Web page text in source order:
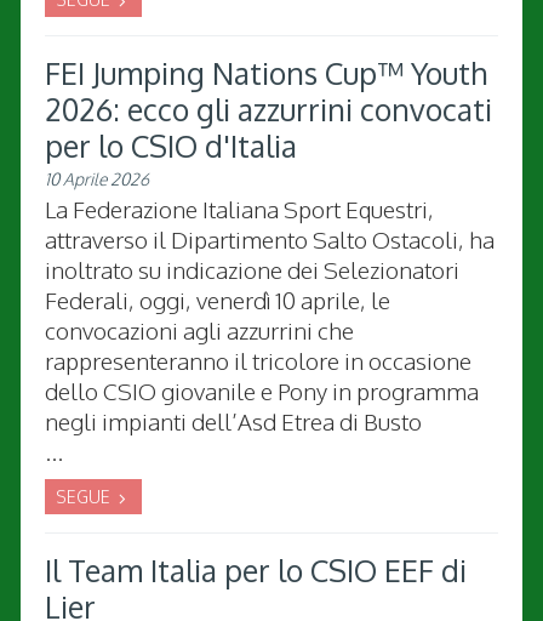
FEI Jumping Nations Cup™ Youth
2026: ecco gli azzurrini convocati
per lo CSIO d'Italia
10 Aprile 2026
La Federazione Italiana Sport Equestri,
attraverso il Dipartimento Salto Ostacoli, ha
inoltrato su indicazione dei Selezionatori
Federali, oggi, venerdì 10 aprile, le
convocazioni agli azzurrini che
rappresenteranno il tricolore in occasione
dello CSIO giovanile e Pony in programma
negli impianti dell’Asd Etrea di Busto
...
SEGUE
Il Team Italia per lo CSIO EEF di
Lier